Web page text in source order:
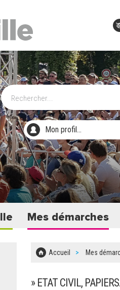
Mon profil...
Mes démarches
Accueil Mes
» ETAT CIVIL,